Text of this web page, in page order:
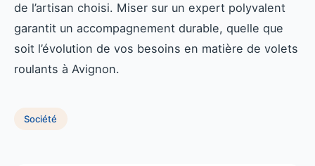
de l’artisan choisi. Miser sur un expert polyvalent
garantit un accompagnement durable, quelle que
soit l’évolution de vos besoins en matière de volets
roulants à Avignon.
Société